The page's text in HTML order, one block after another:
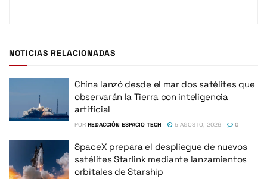
NOTICIAS RELACIONADAS
China lanzó desde el mar dos satélites que
observarán la Tierra con inteligencia
artificial
POR REDACCIÓN ESPACIO TECH 5 AGOSTO, 2026 0
SpaceX prepara el despliegue de nuevos
satélites Starlink mediante lanzamientos
orbitales de Starship